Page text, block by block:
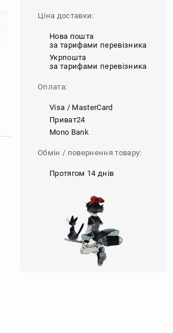
Ціна доставки:
Нова пошта
за тарифами перевізника
Укрпошта
за тарифами перевізника
Оплата:
Visa / MasterCard
Приват24
Mono Bank
Обмін / повернення товару:
Протягом 14 днів